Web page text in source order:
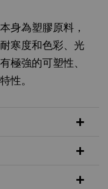
為塑膠原料，
寒度和色彩、光
極強的可塑性、
性。